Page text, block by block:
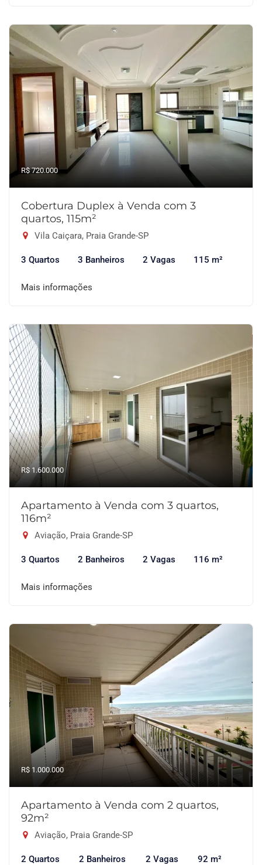
R$ 720.000
Cobertura Duplex à Venda com 3
quartos, 115m²
Vila Caiçara, Praia Grande-SP
3 Quartos 3 Banheiros 2 Vagas 115 m²
Mais informações
R$ 1.600.000
Apartamento à Venda com 3 quartos,
116m²
Aviação, Praia Grande-SP
3 Quartos 2 Banheiros 2 Vagas 116 m²
Mais informações
R$ 1.000.000
Apartamento à Venda com 2 quartos,
92m²
Aviação, Praia Grande-SP
2 Quartos 2 Banheiros 2 Vagas 92 m²